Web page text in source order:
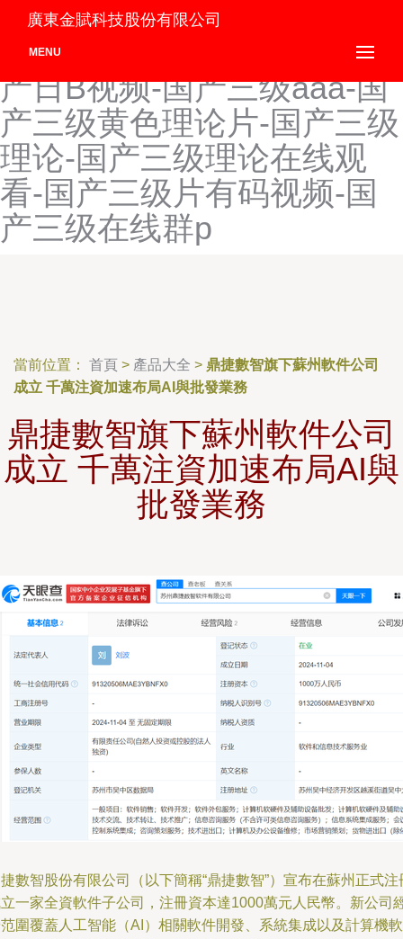
国产人妖tscd合集-国产人妖
操逼-国产人与兽一级A片-国
产日B视频-国产三级aaa-国
产三级黄色理论片-国产三级
理论-国产三级理论在线观
看-国产三级片有码视频-国
产三级在线群p
廣東金賦科技股份有限公司
MENU
當前位置： 首頁 > 產品大全 > 鼎捷數智旗下蘇州軟件公司
成立 千萬注資加速布局AI與批發業務
鼎捷數智旗下蘇州軟件公司
成立 千萬注資加速布局AI與
批發業務
數智股份有限公司（以下簡稱“鼎捷數智”）宣布在蘇州正式注
一家全資軟件子公司，注冊資本達1000萬元人民幣。新公司
圍覆蓋人工智能（AI）相關軟件開發、系統集成以及計算機軟